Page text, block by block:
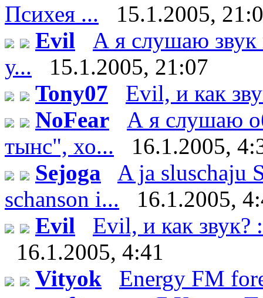
Психея ...
15.1.2005,
Evil
А я слушаю
у...
15.1.2005, 21:07
Tony07
Evil, и как
NoFear
А я слушаю
тынс", хо...
16.1.2005,
Sejoga
A ja sluschaju
schanson i...
16.1.2005,
Evil
Evil, и как
16.1.2005, 4:41
Vityok
Energy FM